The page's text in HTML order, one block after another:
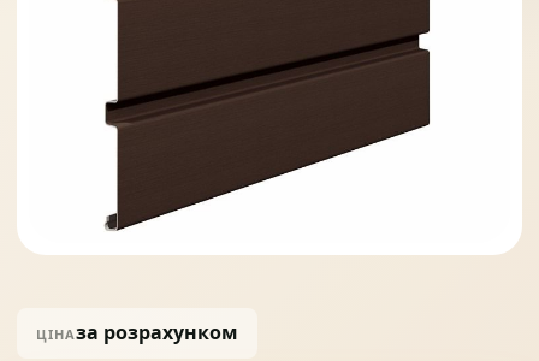
Навіси з полікарбонату
ЦІНАза розрахунком